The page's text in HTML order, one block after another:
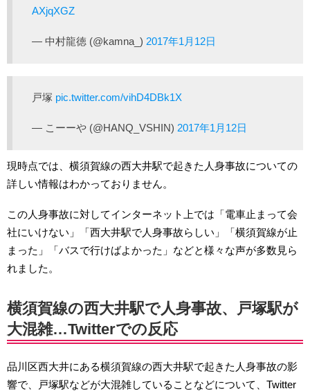
AXjqXGZ
— 中村龍徳 (@kamna_) 2017年1月12日
戸塚 pic.twitter.com/vihD4DBk1X
— こーーや (@HANQ_VSHIN) 2017年1月12日
現時点では、横須賀線の西大井駅で起きた人身事故についての
詳しい情報はわかっておりません。
この人身事故に対してインターネット上では「電車止まって会
社にいけない」「西大井駅で人身事故らしい」「横須賀線が止
まった」「バスで行けばよかった」などと様々な声が多数見ら
れました。
横須賀線の西大井駅で人身事故、戸塚駅が
大混雑…Twitterでの反応
品川区西大井にある横須賀線の西大井駅で起きた人身事故の影
響で、戸塚駅などが大混雑していることなどについて、Twitter